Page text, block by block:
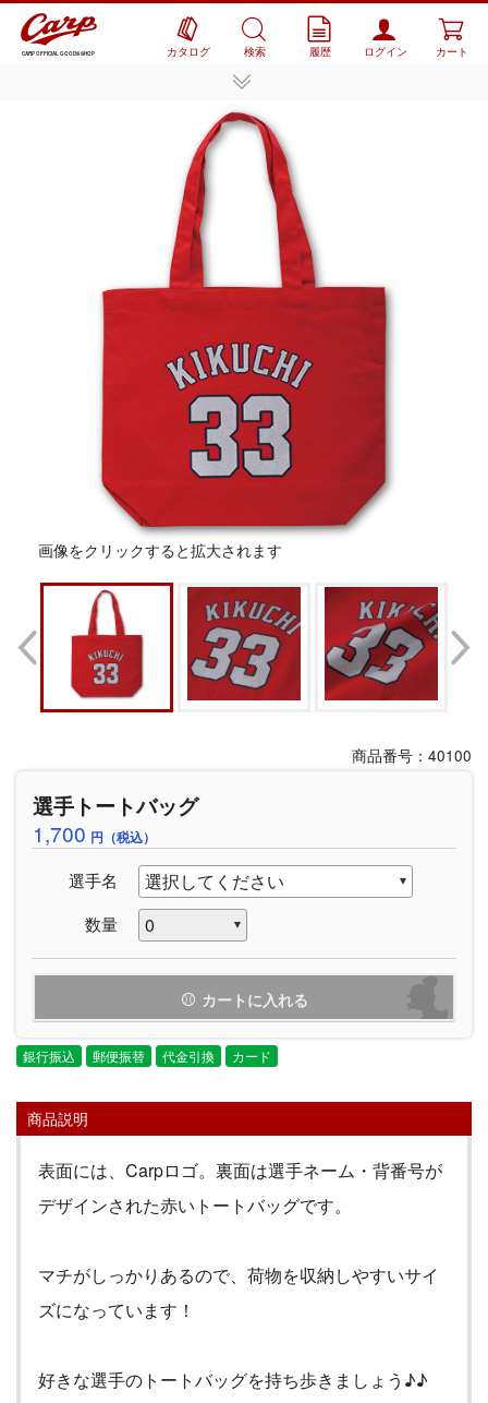
CARP OFFICIAL GOODS SHOP カタログ 検索 履歴 ログイン カート
画像をクリックすると拡大されます
商品番号：40100
選手トートバッグ
1,700 円（税込）
選手名
数量
カートに入れる
銀行振込 郵便振替 代金引換 カード
商品説明
表面には、 Carpロゴ。裏面は選手ネーム・背番号が
デザインされた赤いトートバッグです。
マチがしっかりあるので、荷物を収納しやすいサイ
ズになっています！
好きな選手のトートバッグを持ち歩きましょう♪♪